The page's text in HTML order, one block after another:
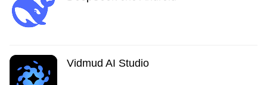
Vidmud AI Studio